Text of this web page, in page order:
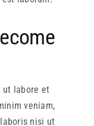
ut labore et
veniam,
nisi ut